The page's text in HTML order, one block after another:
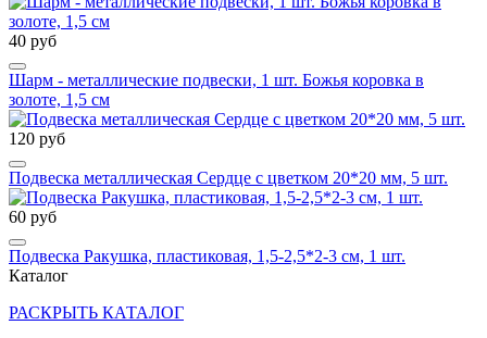
40 руб
Шарм - металлические подвески, 1 шт. Божья коровка в
золоте, 1,5 см
120 руб
Подвеска металлическая Сердце с цветком 20*20 мм, 5 шт.
60 руб
Подвеска Ракушка, пластиковая, 1,5-2,5*2-3 см, 1 шт.
Каталог
РАСКРЫТЬ КАТАЛОГ